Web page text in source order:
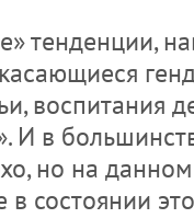
тенденции,
воспитания
И в
но на
состоянии